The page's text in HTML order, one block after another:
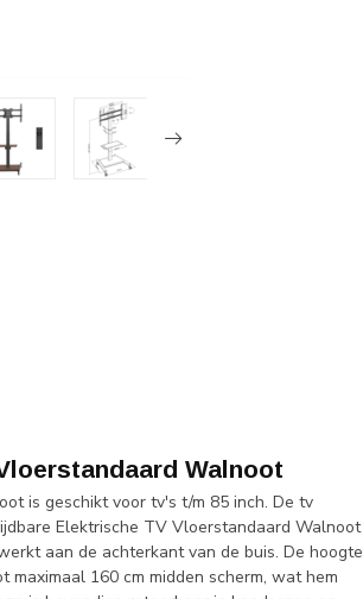
Walnoot
is geschikt voor tv's t/m 85 inch. De tv
Elektrische TV Vloerstandaard Walnoot
aan de achterkant van de buis. De hoogte
160 cm midden scherm, wat hem